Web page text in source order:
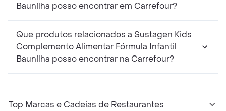
Baunilha posso encontrar em Carrefour?
Que produtos relacionados a Sustagen Kids
Complemento Alimentar Fórmula Infantil
Baunilha posso encontrar na Carrefour?
Top Marcas e Cadeias de Restaurantes